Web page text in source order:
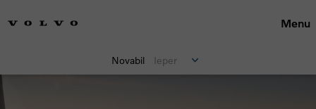
Menu
Novabil Ieper